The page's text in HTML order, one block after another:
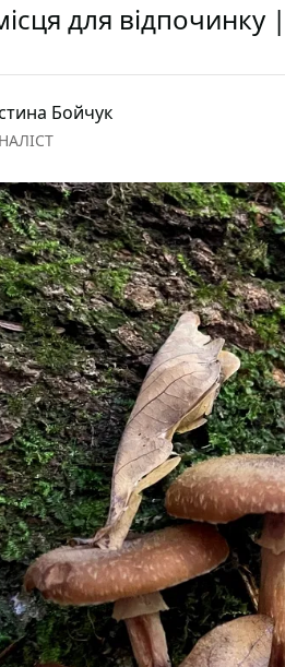
для
Бойчук